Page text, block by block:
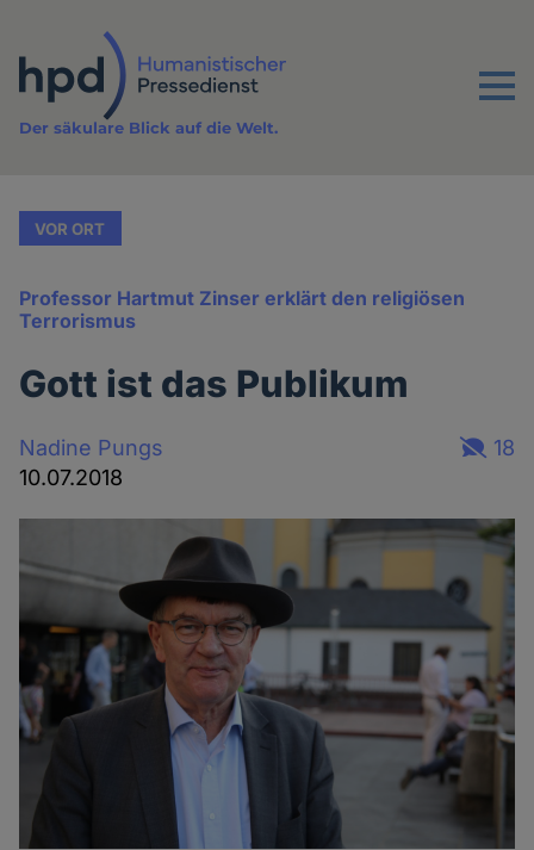
Inhalt
Menu
Der säkulare Blick auf die Welt.
VOR ORT
Professor Hartmut Zinser erklärt den religiösen
Terrorismus
Gott ist das Publikum
Nadine Pungs
10.07.2018
18